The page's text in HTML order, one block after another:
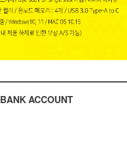
BANK ACCOUNT